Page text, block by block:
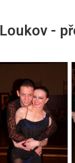
Loukov -